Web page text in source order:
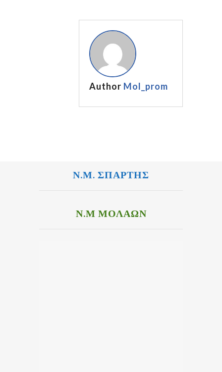
Author Mol_prom
Ν.Μ. ΣΠΑΡΤΗΣ
Ν.Μ ΜΟΛΑΩΝ